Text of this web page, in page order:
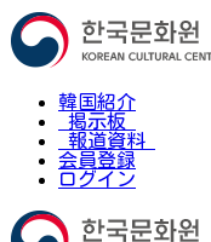
韓国紹介
掲示板
報道資料
会員登録
ログイン